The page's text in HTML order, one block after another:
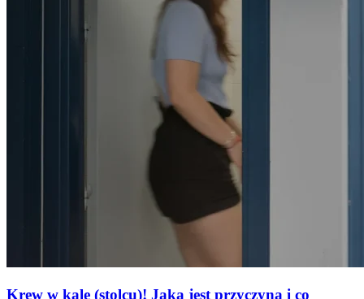
Krew w kale (stolcu)! Jaka jest przyczyna i co